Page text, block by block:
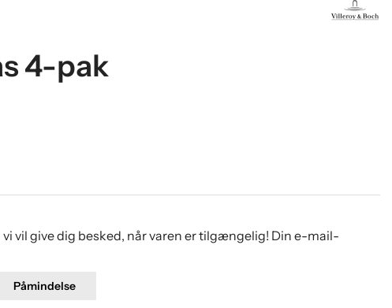
4-pak
vil give dig besked, når varen er tilgængelig! Din e-mail-
Påmindelse